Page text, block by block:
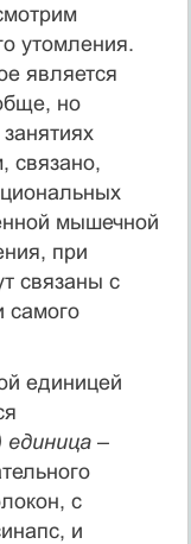
утомления.
является
но
связано,
мышечной
при
связаны с
самого
единицей
единица–
с
и